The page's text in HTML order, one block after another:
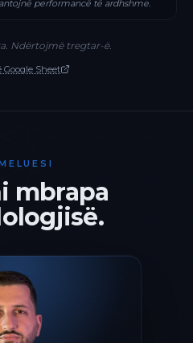
performancë të ardhshme.
Ndërtojmë tregtar-ë.
Google Sheet
mbrapa